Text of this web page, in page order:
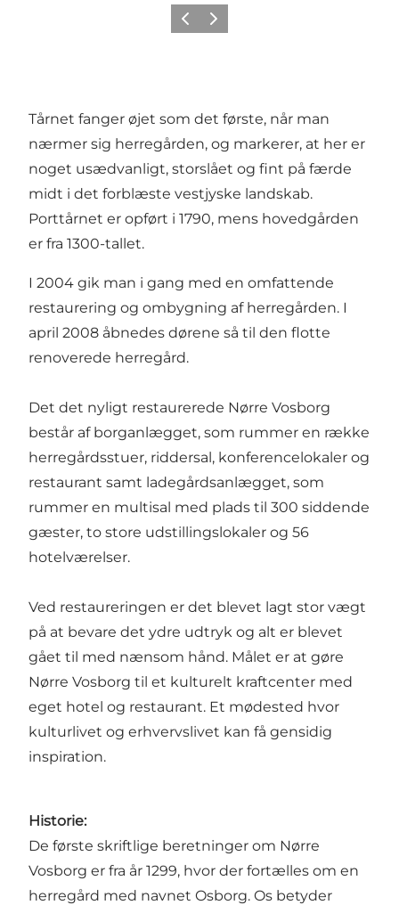
ForrigeNæste
Tårnet fanger øjet som det første, når man
nærmer sig herregården, og markerer, at her er
noget usædvanligt, storslået og fint på færde
midt i det forblæste vestjyske landskab.
Porttårnet er opført i 1790, mens hovedgården
er fra 1300-tallet.
I 2004 gik man i gang med en omfattende
restaurering og ombygning af herregården. I
april 2008 åbnedes dørene så til den flotte
renoverede herregård.
Det det nyligt restaurerede Nørre Vosborg
består af borganlægget, som rummer en række
herregårdsstuer, riddersal, konferencelokaler og
restaurant samt ladegårdsanlægget, som
rummer en multisal med plads til 300 siddende
gæster, to store udstillingslokaler og 56
hotelværelser.
Ved restaureringen er det blevet lagt stor vægt
på at bevare det ydre udtryk og alt er blevet
gået til med nænsom hånd. Målet er at gøre
Nørre Vosborg til et kulturelt kraftcenter med
eget hotel og restaurant. Et mødested hvor
kulturlivet og erhvervslivet kan få gensidig
inspiration.
Historie:
De første skriftlige beretninger om Nørre
Vosborg er fra år 1299, hvor der fortælles om en
herregård med navnet Osborg. Os betyder